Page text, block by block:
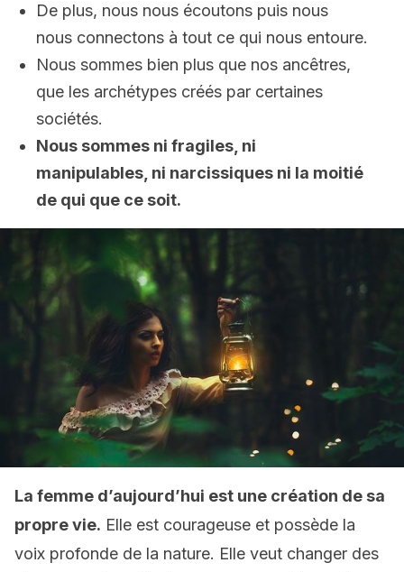
De plus, nous nous écoutons puis nous
nous connectons à tout ce qui nous entoure.
Nous sommes bien plus que nos ancêtres,
que les archétypes créés par certaines
sociétés.
Nous sommes ni fragiles, ni
manipulables, ni narcissiques ni la moitié
de qui que ce soit.
La femme d’aujourd’hui est une création de sa
propre vie. Elle est courageuse et possède la
voix profonde de la nature. Elle veut changer des